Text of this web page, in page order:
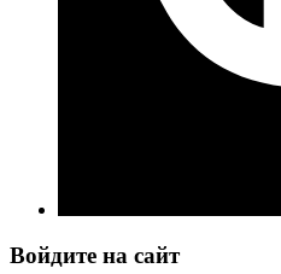
Войдите на сайт